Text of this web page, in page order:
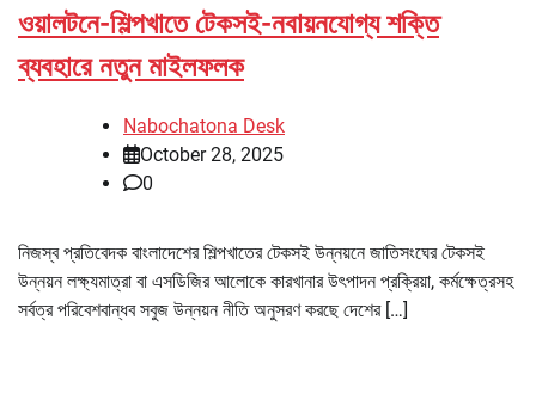
ওয়ালটনে-শিল্পখাতে টেকসই-নবায়নযোগ্য শক্তি
ব্যবহারে নতুন মাইলফলক
Nabochatona Desk
October 28, 2025
0
নিজস্ব প্রতিবেদক বাংলাদেশের শিল্পখাতের টেকসই উন্নয়নে জাতিসংঘের টেকসই
উন্নয়ন লক্ষ্যমাত্রা বা এসডিজির আলোকে কারখানার উৎপাদন প্রক্রিয়া, কর্মক্ষেত্রসহ
সর্বত্র পরিবেশবান্ধব সবুজ উন্নয়ন নীতি অনুসরণ করছে দেশের […]